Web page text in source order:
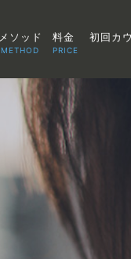
メソッド
METHOD
料金
PRICE
初回カ